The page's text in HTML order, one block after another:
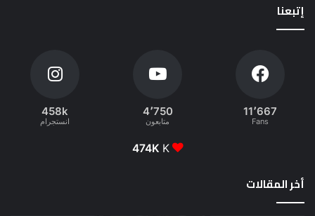
إتبعنا
11٬667
Fans
4٬750
متابعون
458k
انستجرام
474K K
أخر المقالات